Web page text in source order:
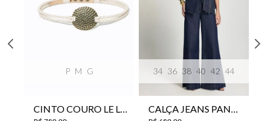
P M G 34 36 38 40 42 44